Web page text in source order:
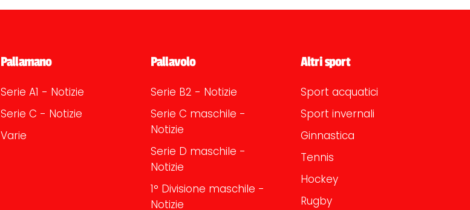
Pallamano
Serie A1 - Notizie
Serie C - Notizie
Varie
Pallavolo
Serie B2 - Notizie
Serie C maschile -
Notizie
Serie D maschile -
Notizie
1° Divisione maschile -
Notizie
Altri sport
Sport acquatici
Sport invernali
Ginnastica
Tennis
Hockey
Rugby